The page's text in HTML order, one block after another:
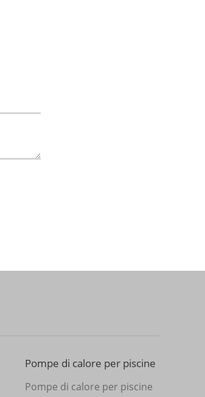
Pompe di calore per piscine
Pompe di calore per piscine